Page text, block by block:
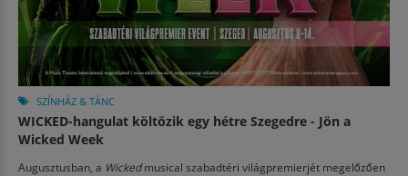
SZÍNHÁZ & TÁNC
WICKED-hangulat költözik egy hétre Szegedre - Jön a
Wicked Week
Augusztusban, a Wickedmusical szabadtéri világpremierjét megelőzően